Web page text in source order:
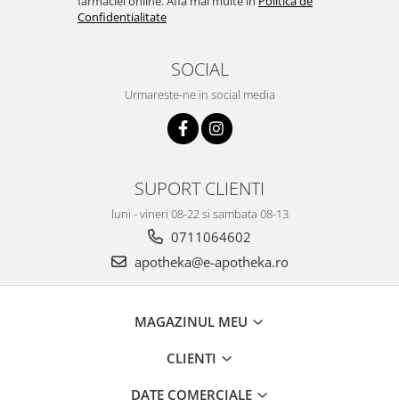
Confidentialitate
SOCIAL
Urmareste-ne in social media
SUPORT CLIENTI
luni - vineri 08-22 si sambata 08-13
0711064602
apotheka@e-apotheka.ro
MAGAZINUL MEU
CLIENTI
DATE COMERCIALE